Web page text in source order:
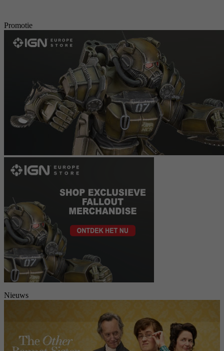
Promotie
Nieuws